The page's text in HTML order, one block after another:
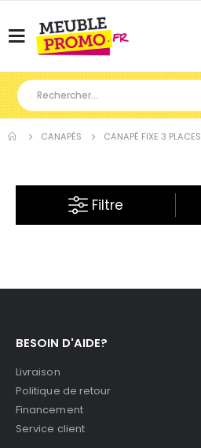
Basculer
CANAPÉS CANAPÉ FIXE 3 PLACES
Filtre
BESOIN D'AIDE?
Livraison
Politique de retour
Financement
Service client